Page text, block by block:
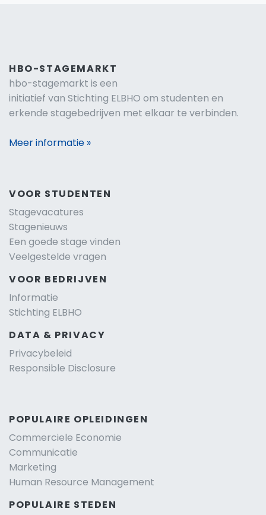
HBO-STAGEMARKT
hbo-stagemarkt is een
initiatief van Stichting ELBHO om studenten en
erkende stagebedrijven met elkaar te verbinden.
Meer informatie »
VOOR STUDENTEN
Stagevacatures
Stagenieuws
Een goede stage vinden
Veelgestelde vragen
VOOR BEDRIJVEN
Informatie
Stichting ELBHO
DATA & PRIVACY
Privacybeleid
Responsible Disclosure
POPULAIRE OPLEIDINGEN
Commerciele Economie
Communicatie
Marketing
Human Resource Management
POPULAIRE STEDEN